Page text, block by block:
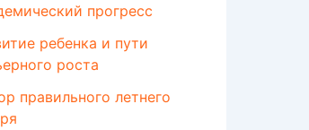
прогресс
ребенка и пути
роста
правильного летнего